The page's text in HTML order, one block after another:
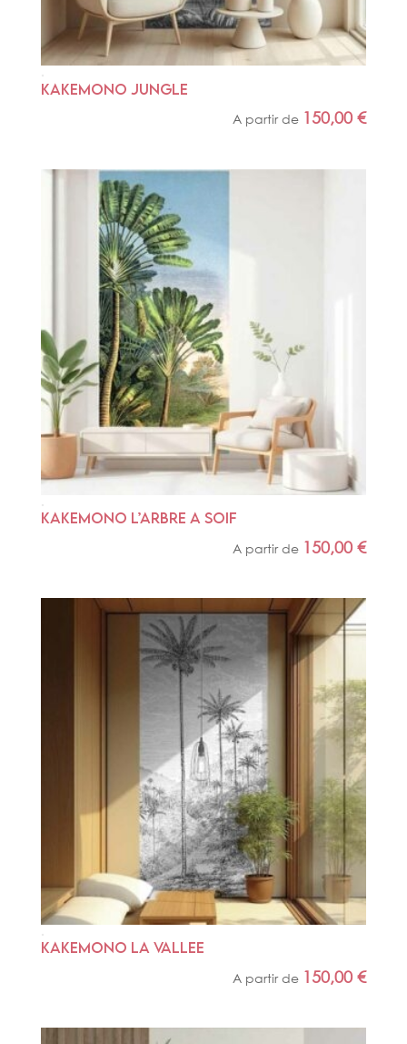
KAKEMONO JUNGLE
A partir de 150,00€
KAKEMONO L’ARBRE A SOIF
A partir de 150,00€
KAKEMONO LA VALLEE
A partir de 150,00€